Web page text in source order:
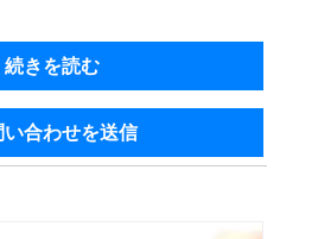
続きを読む
い合わせを送信